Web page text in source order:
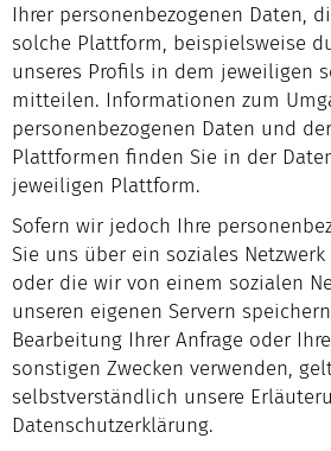
Ihrer personenbezogenen Daten,
solche Plattform, beispielsweise
unseres Profils in dem jeweiligen
mitteilen. Informationen zum
personenbezogenen Daten und
Plattformen finden Sie in der
jeweiligen Plattform.
Sofern wir jedoch Ihre
Sie uns über ein soziales
oder die wir von einem sozialen
unseren eigenen Servern
Bearbeitung Ihrer Anfrage oder
sonstigen Zwecken verwenden,
selbstverständlich unsere
Datenschutzerklärung.